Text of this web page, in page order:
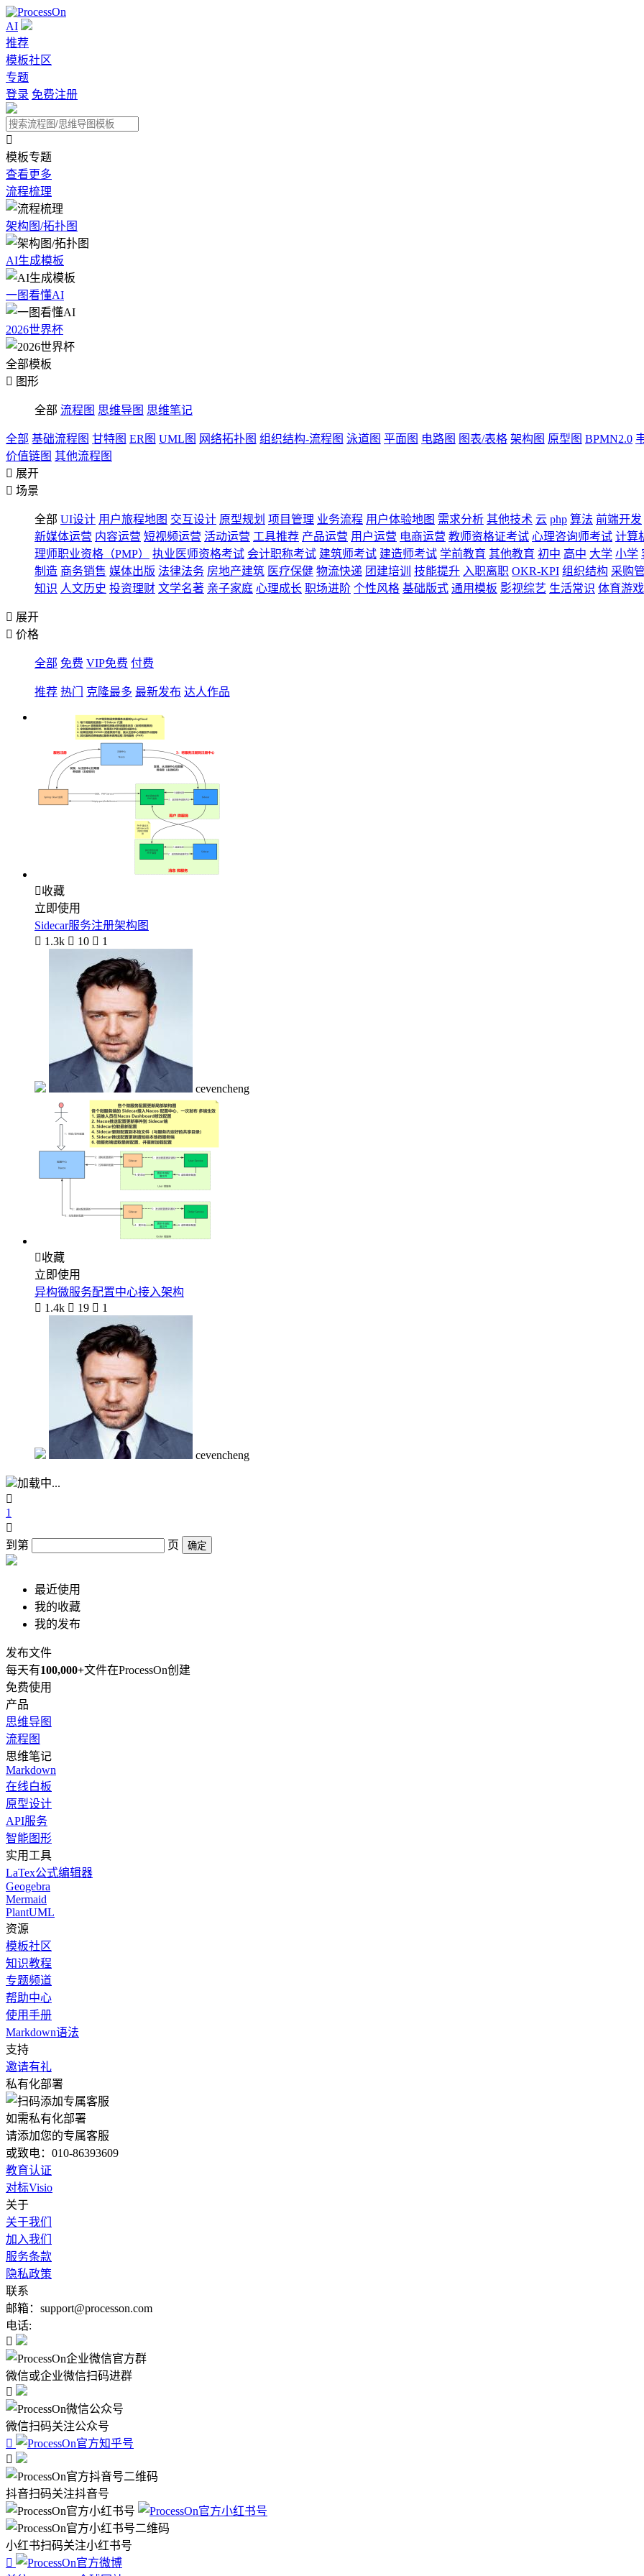
AI
推荐
模板社区
专题
登录 免费注册

模板专题
查看更多
流程梳理
架构图/拓扑图
AI生成模板
一图看懂AI
2026世界杯
全部模板
 图形
全部 流程图 思维导图 思维笔记
全部 基础流程图 甘特图 ER图 UML图 网络拓扑图 组织结构-流程图 泳道图 平面图 电路图 图表/表格 架构图 原型图 BPMN2.0
价值链图 其他流程图
 展开
 场景
全部 UI设计 用户旅程地图 交互设计 原型规划 项目管理 业务流程 用户体验地图 需求分析 其他技术 云 php 算法 前端开发
新媒体运营 内容运营 短视频运营 活动运营 工具推荐 产品运营 用户运营 电商运营 教师资格证考试 心理咨询师考试 计算
理师职业资格（PMP）
执业医师资格考试 会计职称考试 建筑师考试 建造师考试 学前教育 其他教育 初中 高中 大学 小学
制造 商务销售 媒体出版 法律法务 房地产建筑 医疗保健 物流快递 团建培训 技能提升 入职离职 OKR-KPI 组织结构 采购
知识 人文历史 投资理财 文学名著 亲子家庭 心理成长 职场进阶 个性风格 基础版式 通用模板 影视综艺 生活常识 体育游戏
 展开
 价格
全部 免费 VIP免费 付费
推荐 热门 克隆最多 最新发布 达人作品
收藏
立即使用
Sidecar服务注册架构图
 1.3k  10  1
cevencheng
收藏
立即使用
异构微服务配置中心接入架构
 1.4k  19  1
cevencheng
加载中...

1

到第
页 确定
最近使用
我的收藏
我的发布
发布文件
每天有100,000+文件在ProcessOn创建
免费使用
产品
思维导图
流程图
思维笔记
Markdown
在线白板
原型设计
API服务
智能图形
实用工具
LaTex公式编辑器
Geogebra
Mermaid
PlantUML
资源
模板社区
知识教程
专题频道
帮助中心
使用手册
Markdown语法
支持
邀请有礼
私有化部署
如需私有化部署
请添加您的专属客服
或致电：010-86393609
教育认证
对标Visio
关于
关于我们
加入我们
服务条款
隐私政策
联系
邮箱：support@processon.com
电话:

微信或企业微信扫码进群

微信扫码关注公众号


抖音扫码关注抖音号
小红书扫码关注小红书号
